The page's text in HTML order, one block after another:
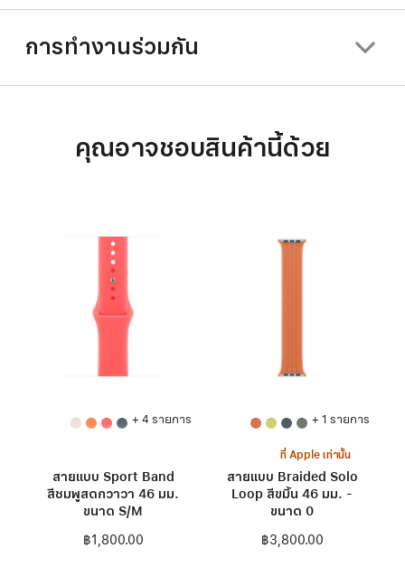
การทำงานร่วมกัน
คุณอาจชอบสินค้านี้ด้วย
+ 4 รายการ
สายแบบ Sport Band
สีชมพูสดกวาวา 46 มม.
ขนาด S/M
฿1,800.00
+ 1 รายการ
ที่ Apple เท่านั้น
สายแบบ Braided Solo
Loop สีขมิ้น 46 มม. -
ขนาด 0
฿3,800.00